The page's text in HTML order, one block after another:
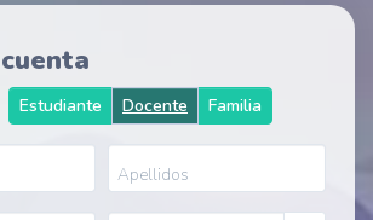
Estudiante Docente Familia
Apellidos